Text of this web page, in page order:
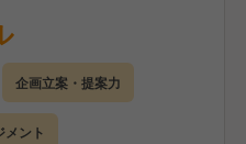
企画立案・提案力
メント